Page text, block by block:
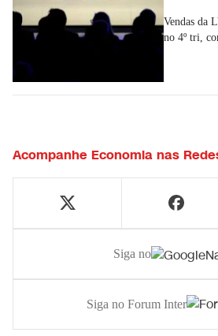
Vendas da
no 4º tri,
Acompanhe Economia nas
Siga no
Siga no Forum Inter